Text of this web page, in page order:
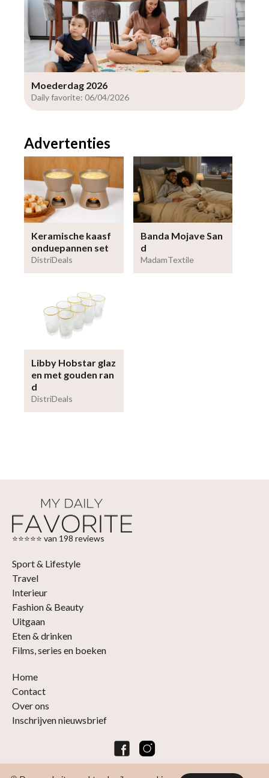
Moederdag 2026
Daily favorite: 06/04/2026
Advertenties
Keramische kaasf
onduepannen set
DistriDeals
Banda Mojave San
d
MadamTextile
Libby Hobstar glaz
en met gouden ran
d
DistriDeals
⭐⭐⭐⭐⭐ van 198 reviews
Sport & Lifestyle
Travel
Interieur
Fashion & Beauty
Uitgaan
Eten & drinken
Films, series en boeken
Home
Contact
Over ons
Inschrijven nieuwsbrief